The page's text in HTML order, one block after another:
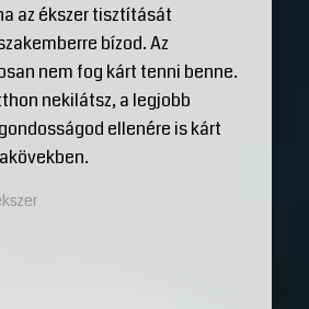
az ékszer tisztítását
bízod. Az
nem fog kárt tenni benne.
nekilátsz, a legjobb
ellenére is kárt